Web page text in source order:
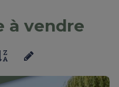
à vendre